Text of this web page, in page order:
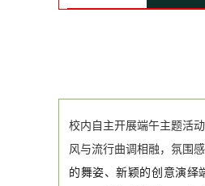
校内自主开展端午主题活
风与流行曲调相融，氛围
的舞姿、新颖的创意演绎